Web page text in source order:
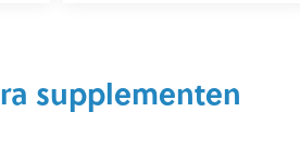
supplementen